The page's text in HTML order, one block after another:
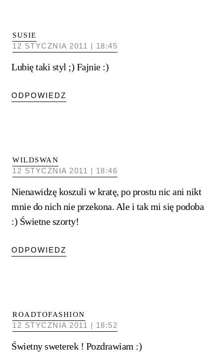
SUSIE
12 STYCZNIA 2011 | 18:45
Lubię taki styl ;) Fajnie :)
ODPOWIEDZ
WILDSWAN
12 STYCZNIA 2011 | 18:46
Nienawidzę koszuli w kratę, po prostu nic ani nikt
mnie do nich nie przekona. Ale i tak mi się podoba
:) Świetne szorty!
ODPOWIEDZ
ROADTOFASHION
12 STYCZNIA 2011 | 18:52
Świetny sweterek ! Pozdrawiam :)